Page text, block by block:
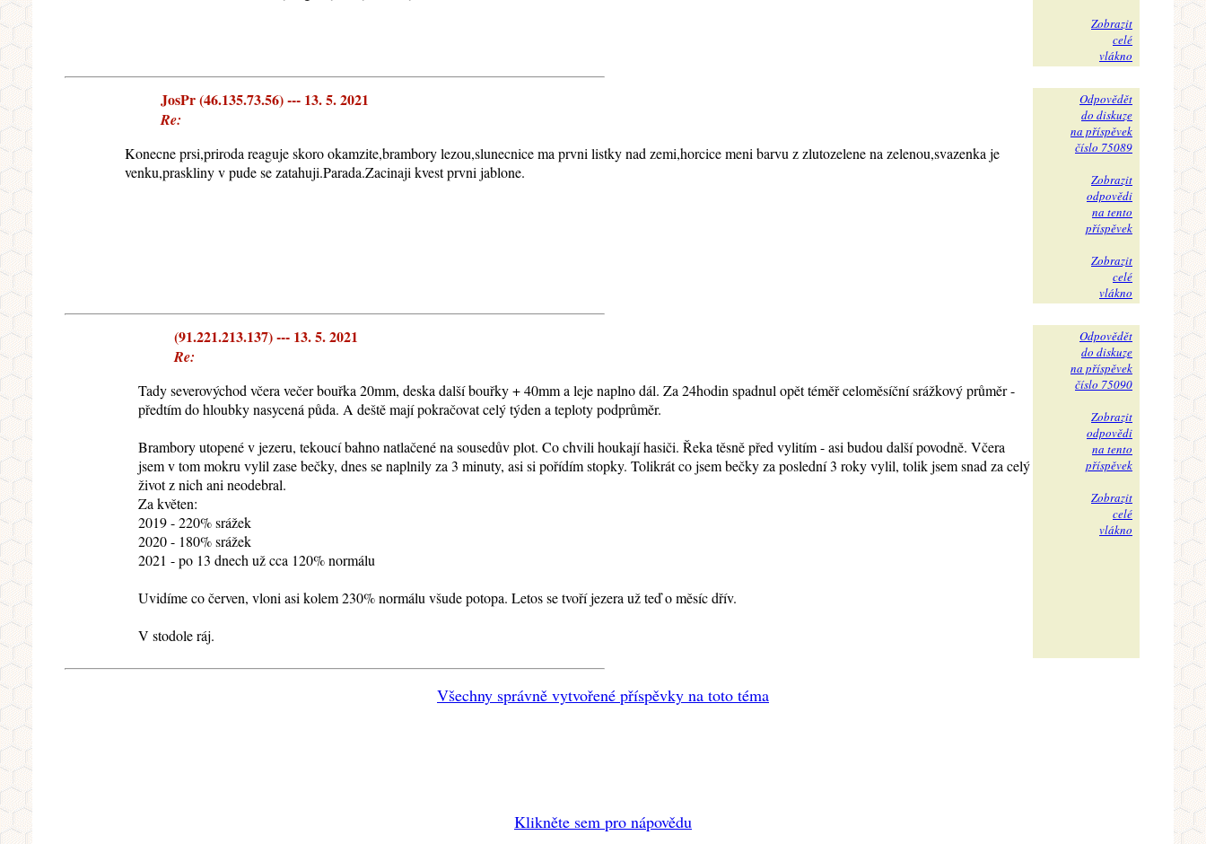
Zobrazit
celé
vlákno
JosPr (46.135.73.56) --- 13. 5. 2021
Re:
Konecne prsi,priroda reaguje skoro okamzite,brambory lezou,slunecnice ma prvni listky nad zemi,horcice meni barvu z zlutozelene na zelenou,svazenka je
venku,praskliny v pude se zatahuji.Parada.Zacinaji kvest prvni jablone.
Odpovědět
do diskuze
na příspěvek
číslo 75089
Zobrazit
odpovědi
na tento
příspěvek
Zobrazit
celé
vlákno
(91.221.213.137) --- 13. 5. 2021
Re:
Tady severovýchod včera večer bouřka 20mm, deska další bouřky + 40mm a leje naplno dál. Za 24hodin spadnul opět téměř celoměsíční srážkový průměr -
předtím do hloubky nasycená půda. A deště mají pokračovat celý týden a teploty podprůměr.
Brambory utopené v jezeru, tekoucí bahno natlačené na sousedův plot. Co chvili houkají hasiči. Řeka těsně před vylitím - asi budou další povodně. Včera
jsem v tom mokru vylil zase bečky, dnes se naplnily za 3 minuty, asi si pořídím stopky. Tolikrát co jsem bečky za poslední 3 roky vylil, tolik jsem snad za celý
život z nich ani neodebral.
Za květen:
2019 - 220% srážek
2020 - 180% srážek
2021 - po 13 dnech už cca 120% normálu
Uvidíme co červen, vloni asi kolem 230% normálu všude potopa. Letos se tvoří jezera už teď o měsíc dřív.
V stodole ráj.
Odpovědět
do diskuze
na příspěvek
číslo 75090
Zobrazit
odpovědi
na tento
příspěvek
Zobrazit
celé
vlákno
Všechny správně vytvořené příspěvky na toto téma
Klikněte sem pro nápovědu